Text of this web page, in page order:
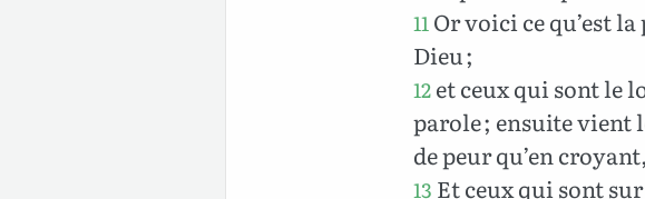
11Or voici ce qu’est
Dieu ;
12et ceux qui sont le
parole ; ensuite vient
de peur qu’en
13 Et ceux qui sont